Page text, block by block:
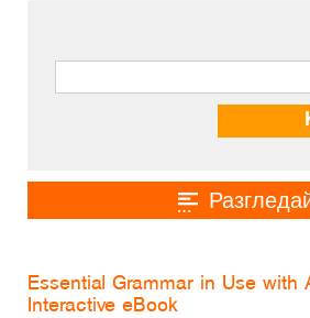
Essential Grammar in Use with
Interactive eBook